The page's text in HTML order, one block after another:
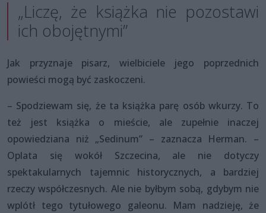
„Liczę, że książka nie pozostawi
ich obojętnymi”
Jak przyznaje pisarz, wielbiciele jego poprzednich
powieści mogą być zaskoczeni.
– Spodziewam się, że ta książka parę osób wkurzy. To
też jest książka o mieście, ale zupełnie inaczej
opowiedziana niż „Sedinum” – zaznacza Herman. –
Oplata się wokół Szczecina, ale nie dotyczy
spektakularnych tajemnic historycznych, a bardziej
rzeczy współczesnych. Ale nie byłbym sobą, gdybym nie
wplótł tego tytułowego galeonu. Mam nadzieję, że